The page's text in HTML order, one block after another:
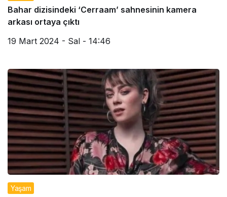
Bahar dizisindeki ‘Cerraam’ sahnesinin kamera
arkası ortaya çıktı
19 Mart 2024 - Sal - 14:46
Yaşam